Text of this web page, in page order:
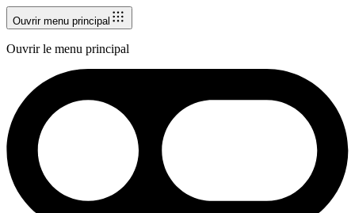
Ouvrir menu principal
Ouvrir le menu principal